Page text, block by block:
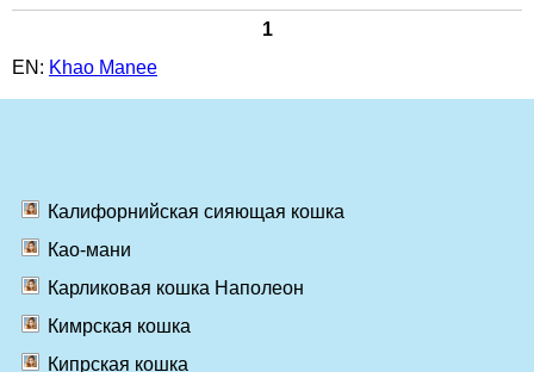
1
EN: Khao Manee
Калифорнийская сияющая кошка
Као-мани
Карликовая кошка Наполеон
Кимрская кошка
Кипрская кошка